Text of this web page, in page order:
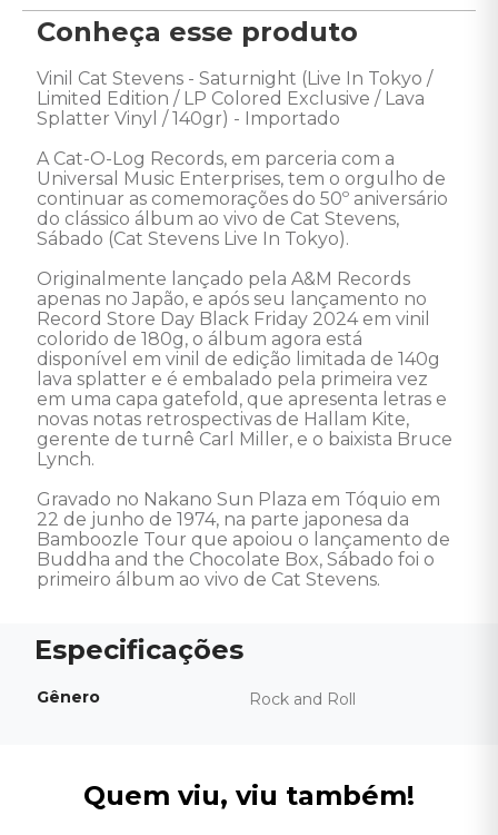
Conheça esse produto
Vinil Cat Stevens - Saturnight (Live In Tokyo /
Limited Edition / LP Colored Exclusive / Lava
Splatter Vinyl / 140gr) - Importado
A Cat-O-Log Records, em parceria com a
Universal Music Enterprises, tem o orgulho de
continuar as comemorações do 50º aniversário
do clássico álbum ao vivo de Cat Stevens,
Sábado (Cat Stevens Live In Tokyo).
Originalmente lançado pela A&M Records
apenas no Japão, e após seu lançamento no
Record Store Day Black Friday 2024 em vinil
colorido de 180g, o álbum agora está
disponível em vinil de edição limitada de 140g
lava splatter e é embalado pela primeira vez
em uma capa gatefold, que apresenta letras e
novas notas retrospectivas de Hallam Kite,
gerente de turnê Carl Miller, e o baixista Bruce
Lynch.
Gravado no Nakano Sun Plaza em Tóquio em
22 de junho de 1974, na parte japonesa da
Bamboozle Tour que apoiou o lançamento de
Buddha and the Chocolate Box, Sábado foi o
primeiro álbum ao vivo de Cat Stevens.
Gênero Rock and Roll
Quem viu, viu também!